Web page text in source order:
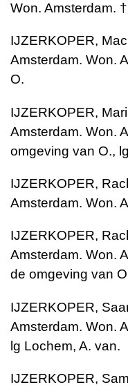
Won. Amsterdam.
IJZERKOPER,
Amsterdam. Won.
O.
IJZERKOPER,
Amsterdam. Won.
omgeving van O.,
IJZERKOPER,
Amsterdam. Won.
IJZERKOPER,
Amsterdam. Won.
de omgeving van
IJZERKOPER,
Amsterdam. Won.
lg Lochem, A. van.
IJZERKOPER,